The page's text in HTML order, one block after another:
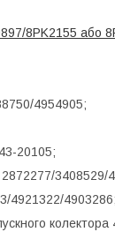
8PK2155 або
4954905;
20105;
4921322/4903286;